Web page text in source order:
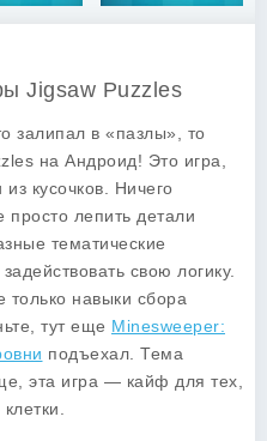
Jigsaw Puzzles
залипал в «пазлы», то
на Андроид! Это игра,
кусочков. Ничего
просто лепить детали
тематические
свою логику.
только навыки сбора
тут еще Minesweeper:
подъехал. Тема
эта игра — кайф для тех,